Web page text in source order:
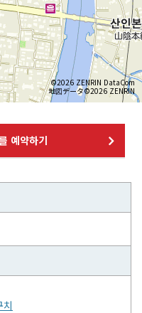
©2026 ZENRIN DataCom
地図データ©2026 ZENRIN
예약하기